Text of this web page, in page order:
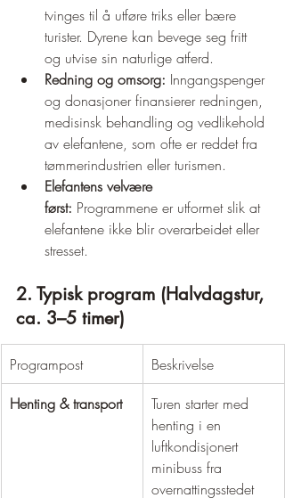
tvinges til å utføre triks eller bære
turister. Dyrene kan bevege seg fritt
og utvise sin naturlige atferd.
Redning og omsorg: Inngangspenger
og donasjoner finansierer redningen,
medisinsk behandling og vedlikehold
av elefantene, som ofte er reddet fra
tømmerindustrien eller turismen.
Elefantens velvære
først: Programmene er utformet slik at
elefantene ikke blir overarbeidet eller
stresset.
2. Typisk program (Halvdagstur,
ca. 3–5 timer)
Programpost
Beskrivelse
Henting & transport
Turen starter med
henting i en
luftkondisjonert
minibuss fra
overnattingsstedet